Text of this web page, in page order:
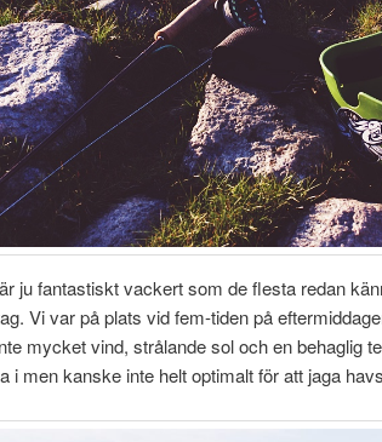
ju fantastiskt vackert som de flesta redan
Vi var på plats vid fem-tiden på
mycket vind, strålande sol och en behaglig
i men kanske inte helt optimalt för att jaga